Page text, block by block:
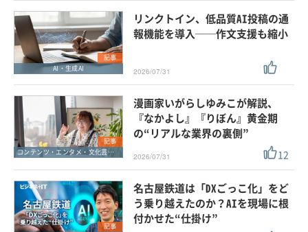
記事
AI・生成AI
リンクトイン、低品質AI投稿の通
報機能を導入──作文支援も縮小
2026/07/31
記事
コンテンツ・エンタメ・文化芸能・スポーツ
漫画家いがらしゆみこが解説、
『なかよし』『りぼん』黄金期
の“リアルな業界の裏側”
2026/07/31 12
記事
名古屋鉄道は「DXごっこ化」をど
う乗り越えたのか？AIを現場に根
付かせた“仕掛け”